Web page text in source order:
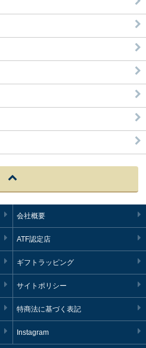
会社概要
ATF認定店
ギフトラッピング
サイトポリシー
特商法に基づく表記
Instagram